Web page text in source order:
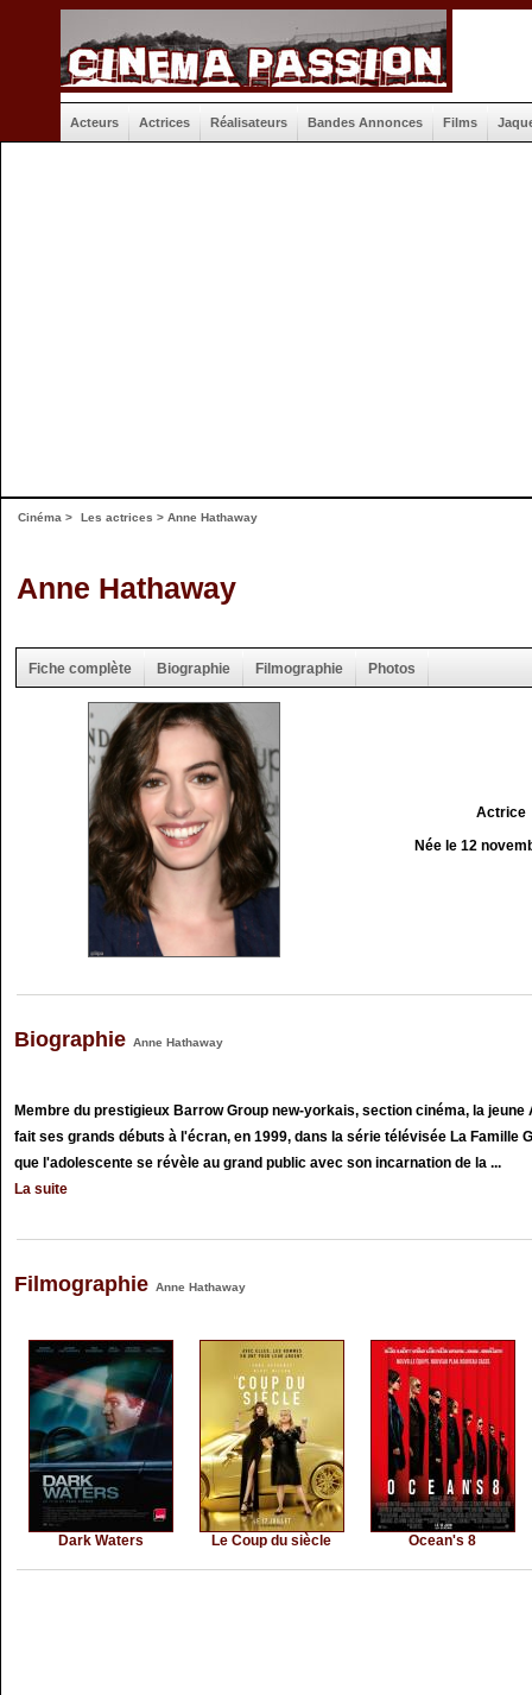
Acteurs Actrices Réalisateurs Bandes Annonces Films
Cinéma > Les actrices > Anne Hathaway
Anne Hathaway
Fiche complète Biographie Filmographie Photos
Actrice
Née le 12
Biographie Anne Hathaway
Membre du prestigieux Barrow Group new-yorkais, section cinéma, la jeune
fait ses grands débuts à l'écran, en 1999, dans la série télévisée La Famille
que l'adolescente se révèle au grand public avec son incarnation de la ...
La suite
Filmographie Anne Hathaway
Dark Waters Le Coup du siècle Ocean's 8